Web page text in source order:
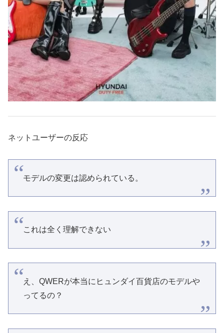
ネットユーザーの反応
モデルの変更は認められている。
これは全く理解できない
え、QWERが本当にヒュンダイ百貨店のモデルや
ってるの？